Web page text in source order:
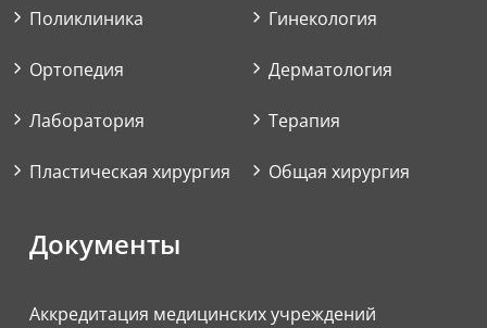
Поликлиника
Ортопедия
Лаборатория
Пластическая хирургия
Гинекология
Дерматология
Терапия
Общая хирургия
Документы
Аккредитация медицинских учреждений